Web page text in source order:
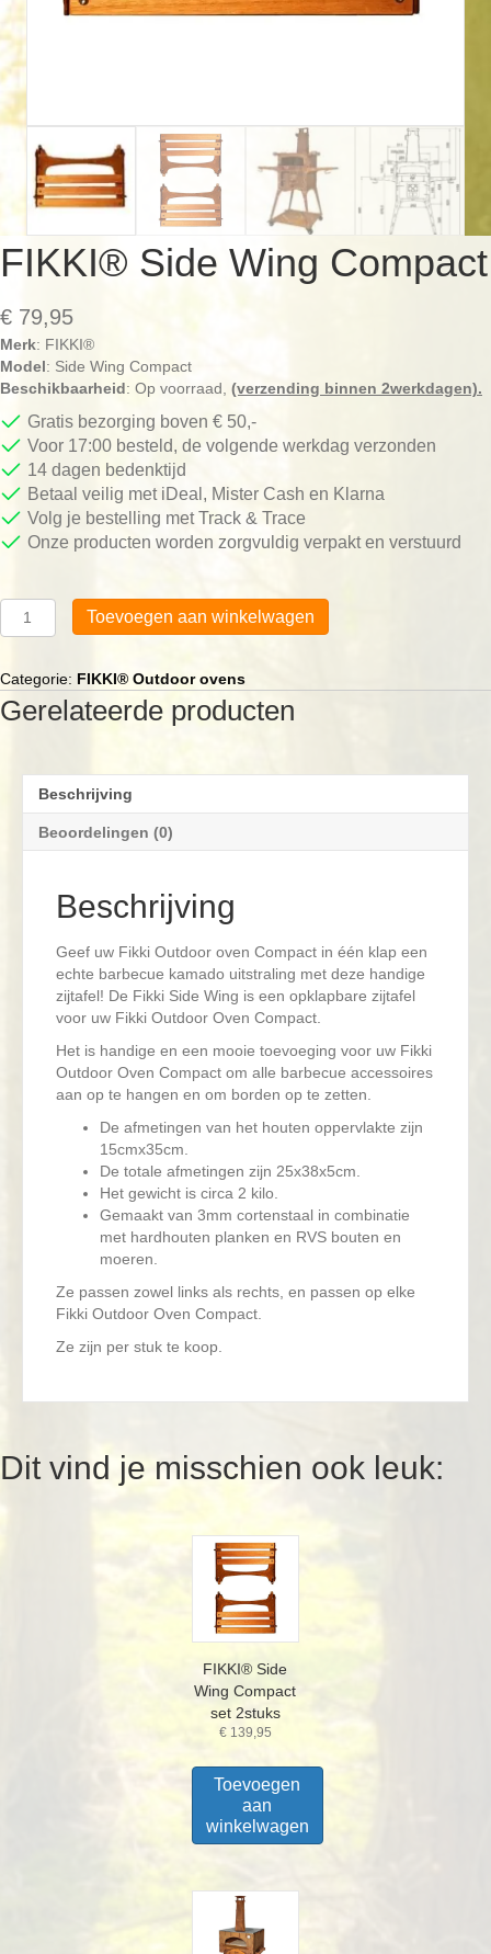
FIKKI® Side Wing Compact
€ 79,95
Merk: FIKKI®
Model: Side Wing Compact
Beschikbaarheid: Op voorraad, (verzending binnen 2werkdagen).
Gratis bezorging boven € 50,-
Voor 17:00 besteld, de volgende werkdag verzonden
14 dagen bedenktijd
Betaal veilig met iDeal, Mister Cash en Klarna
Volg je bestelling met Track & Trace
Onze producten worden zorgvuldig verpakt en verstuurd
FIKKI®
Side
Compact
aantal
Toevoegen aan winkelwagen
Categorie: FIKKI® Outdoor ovens
Gerelateerde producten
Beschrijving
Beoordelingen (0)
Beschrijving
Geef uw Fikki Outdoor oven Compact in één klap een
echte barbecue kamado uitstraling met deze handige
zijtafel! De Fikki Side Wing is een opklapbare zijtafel
voor uw Fikki Outdoor Oven Compact.
Het is handige en een mooie toevoeging voor uw Fikki
Outdoor Oven Compact om alle barbecue accessoires
aan op te hangen en om borden op te zetten.
De afmetingen van het houten oppervlakte zijn
15cmx35cm.
De totale afmetingen zijn 25x38x5cm.
Het gewicht is circa 2 kilo.
Gemaakt van 3mm cortenstaal in combinatie
met hardhouten planken en RVS bouten en
moeren.
Ze passen zowel links als rechts, en passen op elke
Fikki Outdoor Oven Compact.
Ze zijn per stuk te koop.
Dit vind je misschien ook leuk:
FIKKI® Side
Wing Compact
set 2stuks
€139,95
Toevoegen
aan
winkelwagen